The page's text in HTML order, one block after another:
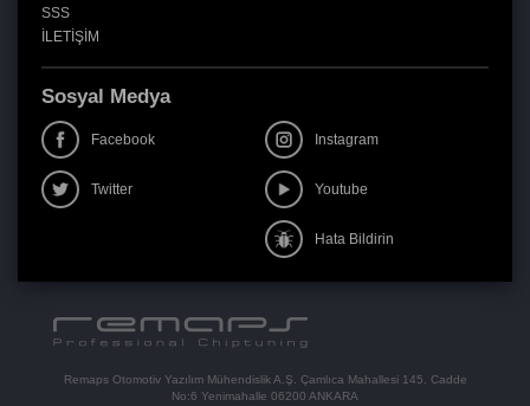
SSS
İLETİŞİM
Sosyal Medya
Facebook Instagram
Twitter Youtube
Hata Bildirin
Remaps Otomotiv Yazılım Mühendislik A.Ş. Çamlıca Mahallesi 145. Cadde
No:6 Yenimahalle 06200 ANKARA